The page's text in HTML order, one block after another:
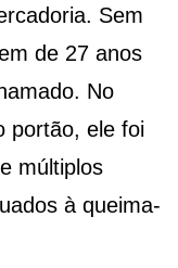
Sem
de 27 anos
No
portão, ele foi
múltiplos
à queima-